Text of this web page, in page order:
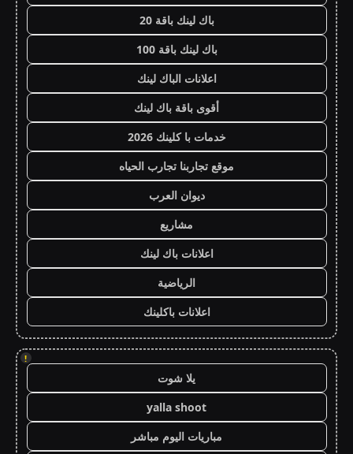
باك لينك باقة 20
باك لينك باقة 100
اعلانات الباك لينك
أقوى باقة باك لينك
خدمات با كلينك 2026
موقع تجاربنا تجارب الحياه
ديوان العرب
مشاريع
اعلانات باك لينك
الرياضية
اعلانات باكلينك
!
يلا شوت
yalla shoot
مباريات اليوم مباشر